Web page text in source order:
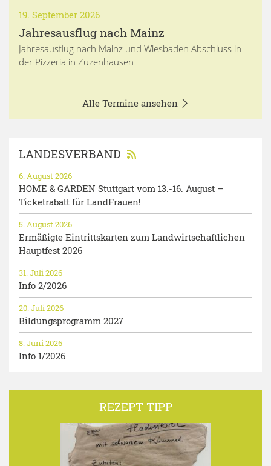
19. September 2026
Jahresausflug nach Mainz
Jahresausflug nach Mainz und Wiesbaden Abschluss in
der Pizzeria in Zuzenhausen
Alle Termine ansehen
LANDESVERBAND
HOME & GARDEN Stuttgart vom 13.-16. August –
Ticketrabatt für LandFrauen!
6. August 2026
Ermäßigte Eintrittskarten zum Landwirtschaftlichen
Hauptfest 2026
5. August 2026
Info 2/2026
31. Juli 2026
Bildungsprogramm 2027
20. Juli 2026
Info 1/2026
8. Juni 2026
REZEPT TIPP